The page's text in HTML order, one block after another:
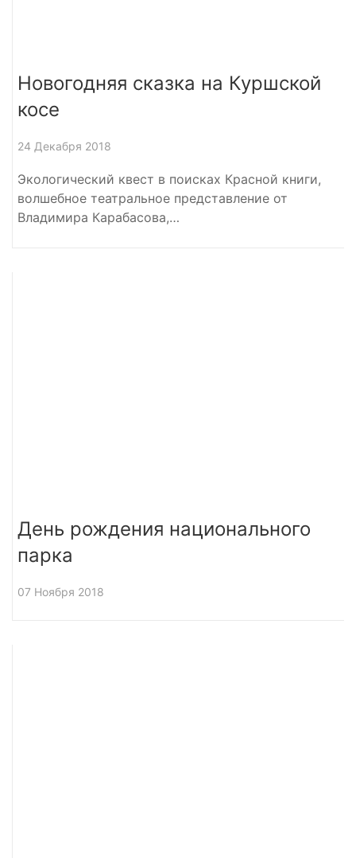
Новогодняя сказка на Куршской
косе
24 Декабря 2018
Экологический квест в поисках Красной книги,
волшебное театральное представление от
Владимира Карабасова,…
День рождения национального
парка
07 Ноября 2018